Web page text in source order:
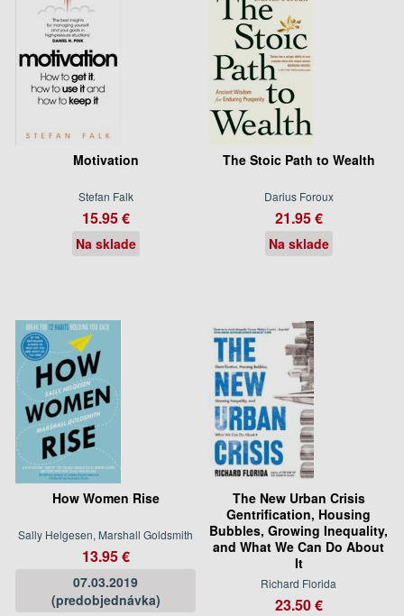
Motivation
Stefan Falk
15.95 €
Na sklade
The Stoic Path to Wealth
Darius Foroux
21.95 €
Na sklade
How Women Rise
Sally Helgesen, Marshall Goldsmith
13.95 €
07.03.2019
(predobjednávka)
The New Urban Crisis
Gentrification, Housing
Bubbles, Growing Inequality,
and What We Can Do About
It
Richard Florida
23.50 €